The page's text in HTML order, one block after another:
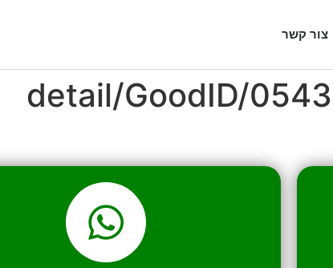
צור קשר
detail/GoodID/